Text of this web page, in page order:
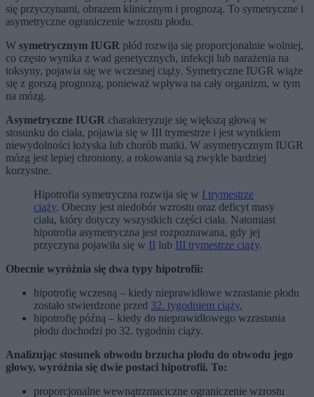
się przyczynami, obrazem klinicznym i prognozą. To symetryczne i
asymetryczne ograniczenie wzrostu płodu.
W symetrycznym IUGR płód rozwija się proporcjonalnie wolniej,
co często wynika z wad genetycznych, infekcji lub narażenia na
toksyny, pojawia się we wczesnej ciąży. Symetryczne IUGR wiąże
się z gorszą prognozą, ponieważ wpływa na cały organizm, w tym
na mózg.
Asymetryczne IUGR charakteryzuje się większą głową w
stosunku do ciała, pojawia się w III trymestrze i jest wynikiem
niewydolności łożyska lub chorób matki. W asymetrycznym IUGR
mózg jest lepiej chroniony, a rokowania są zwykle bardziej
korzystne.
Hipotrofia symetryczna rozwija się w I trymestrze
ciąży. Obecny jest niedobór wzrostu oraz deficyt masy
ciała, który dotyczy wszystkich części ciała. Natomiast
hipotrofia asymetryczna jest rozpoznawana, gdy jej
przyczyna pojawiła się w II lub III trymestrze ciąży.
Obecnie wyróżnia się dwa typy hipotrofii:
hipotrofię wczesną – kiedy nieprawidłowe wzrastanie płodu
zostało stwierdzone przed 32. tygodniem ciąży,
hipotrofię późną – kiedy do nieprawidłowego wzrastania
płodu dochodzi po 32. tygodniu ciąży.
Analizując stosunek obwodu brzucha płodu do obwodu jego
głowy, wyróżnia się dwie postaci hipotrofii. To:
proporcjonalne wewnątrzmaciczne ograniczenie wzrostu